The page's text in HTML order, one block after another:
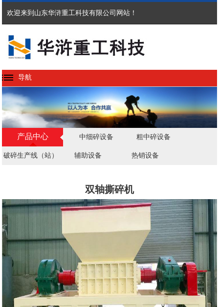
欢迎来到山东华浒重工科技有限公司网站！
导航
产品中心 中细碎设备 粗中碎设备
破碎生产线（站） 辅助设备 热销设备
双轴撕碎机